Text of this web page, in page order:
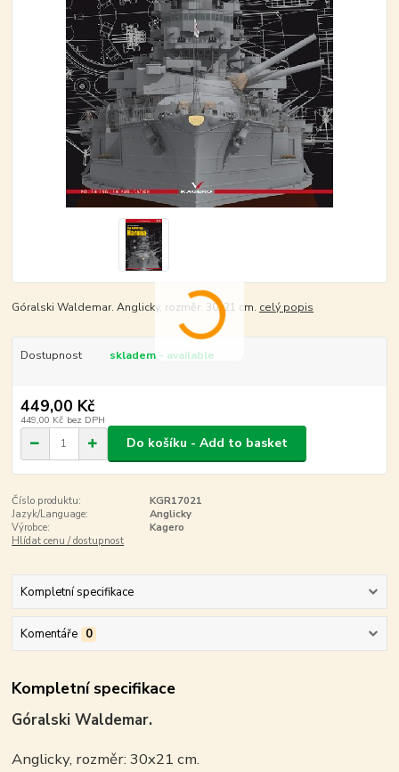
Góralski Waldemar. Anglicky, rozměr: 30x21 cm. celý popis
Dostupnost skladem - available
449,00 Kč
449,00 Kč bez DPH
Do košíku - Add to basket
Číslo produktu:
KGR17021
Jazyk/Language:
Anglicky
Výrobce:
Kagero
Hlídat cenu / dostupnost
Kompletní specifikace
Komentáře 0
Kompletní specifikace
Góralski Waldemar.
Anglicky, rozměr: 30x21 cm.